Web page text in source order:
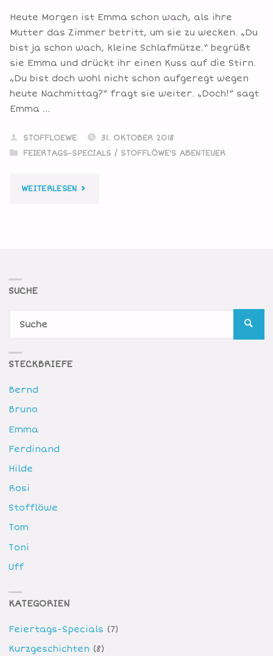
Heute Morgen ist Emma schon wach, als ihre
Mutter das Zimmer betritt, um sie zu wecken. „Du
bist ja schon wach, kleine Schlafmütze.“ begrüßt
sie Emma und drückt ihr einen Kuss auf die Stirn.
„Du bist doch wohl nicht schon aufgeregt wegen
heute Nachmittag?“ fragt sie weiter. „Doch!“ sagt
Emma …
STOFFLOEWE
31. OKTOBER 2018
FEIERTAGS-SPECIALS/ STOFFLÖWE'S ABENTEUER
WEITERLESEN"EMMA’S
SUCHE
SUCHE
STECKBRIEFE
Bernd
Bruno
Emma
Ferdinand
Hilde
Rosi
Stofflöwe
Tom
Toni
Uff
KATEGORIEN
Feiertags-Specials (7)
Kurzgeschichten (8)